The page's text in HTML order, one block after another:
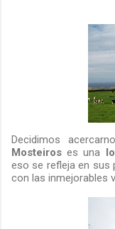
Decidimos
Mosteiroses una
eso se refleja en sus
con las inmejorables